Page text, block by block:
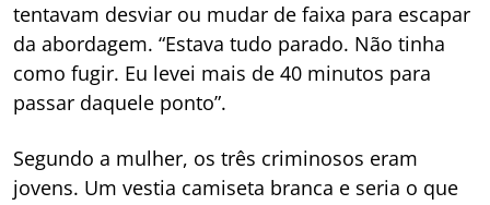
tentavam desviar ou mudar de faixa para escapar
da abordagem. “Estava tudo parado. Não tinha
como fugir. Eu levei mais de 40 minutos para
passar daquele ponto”.
Segundo a mulher, os três criminosos eram
jovens. Um vestia camiseta branca e seria o que